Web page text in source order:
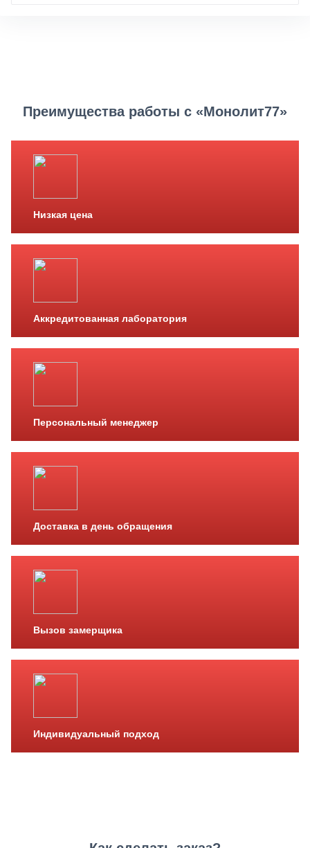
Преимущества работы с «Монолит77»
Низкая цена
Аккредитованная лаборатория
Персональный менеджер
Доставка в день обращения
Вызов замерщика
Индивидуальный подход